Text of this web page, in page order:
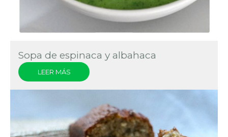
Sopa de espinaca y albahaca
LEER MÁS